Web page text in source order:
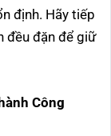
định. Hãy tiếp
đều đặn để giữ
Công